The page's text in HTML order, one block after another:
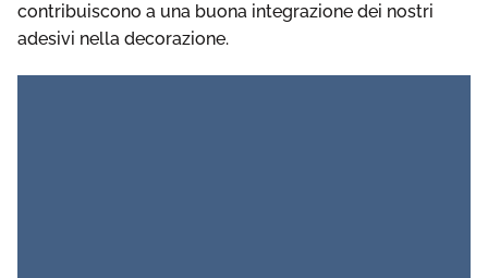
contribuiscono a una buona integrazione dei nostri
adesivi nella decorazione.